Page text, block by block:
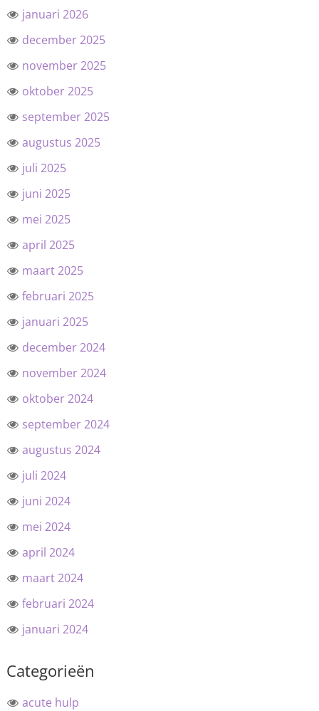
januari 2026
december 2025
november 2025
oktober 2025
september 2025
augustus 2025
juli 2025
juni 2025
mei 2025
april 2025
maart 2025
februari 2025
januari 2025
december 2024
november 2024
oktober 2024
september 2024
augustus 2024
juli 2024
juni 2024
mei 2024
april 2024
maart 2024
februari 2024
januari 2024
Categorieën
acute hulp